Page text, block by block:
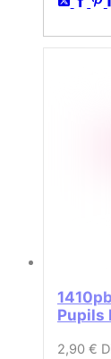
Pupils
2,90 €